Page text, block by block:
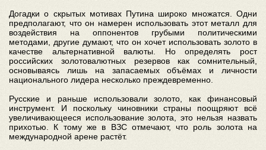
Догадки о скрытых мотивах Путина широко множатся. Одни
предполагают, что он намерен использовать этот металл для
воздействия на оппонентов грубыми политическими
методами, другие думают, что он хочет использовать золото в
качестве альтернативной валюты. Но определять рост
российских золотовалютных резервов как сомнительный,
основываясь лишь на запасаемых объёмах и личности
национального лидера несколько преждевременно.
Русские и раньше использовали золото, как финансовый
инструмент. И поскольку чиновники страны поощряют всё
увеличивающееся использование золота, это нельзя назвать
прихотью. К тому же в ВЗС отмечают, что роль золота на
международной арене растёт.